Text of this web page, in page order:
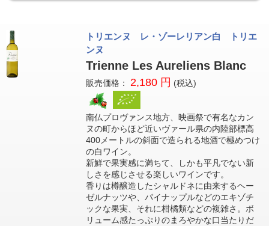
トリエンヌ レ・ゾーレリアン白 トリエ
ンヌ
Trienne Les Aureliens Blanc
販売価格： 2,180 円 (税込)
南仏プロヴァンス地方、映画祭で有名なカン
ヌの町からほど近いヴァール県の内陸部標高
400メートルの斜面で造られる地酒で極めつけ
の白ワイン。
新鮮で果実感に満ちて、しかも平凡でない新
しさを感じさせる楽しいワインです。
香りは樽醸造したシャルドネに由来するヘー
ゼルナッツや、パイナップルなどのエキゾチ
ックな果実、それに柑橘類などの複雑さ。ボ
リューム感たっぷりのまろやかな口当たりだ